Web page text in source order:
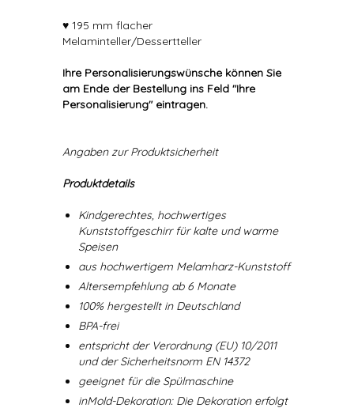
♥ 195 mm flacher
Melaminteller/Dessertteller
Ihre Personalisierungswünsche können Sie
am Ende der Bestellung ins Feld "Ihre
Personalisierung" eintragen.
Angaben zur Produktsicherheit
Produktdetails
Kindgerechtes, hochwertiges
Kunststoffgeschirr für kalte und warme
Speisen
aus hochwertigem Melamharz-Kunststoff
Altersempfehlung ab 6 Monate
100% hergestellt in Deutschland
BPA-frei
entspricht der Verordnung (EU) 10/2011
und der Sicherheitsnorm EN 14372
geeignet für die Spülmaschine
inMold-Dekoration: Die Dekoration erfolgt